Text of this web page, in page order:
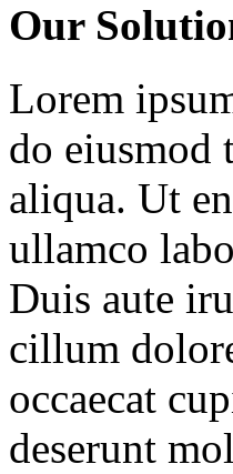
Our
Lorem
do eiusmod
aliqua. Ut
ullamco
Duis aute
cillum
occaecat
deserunt